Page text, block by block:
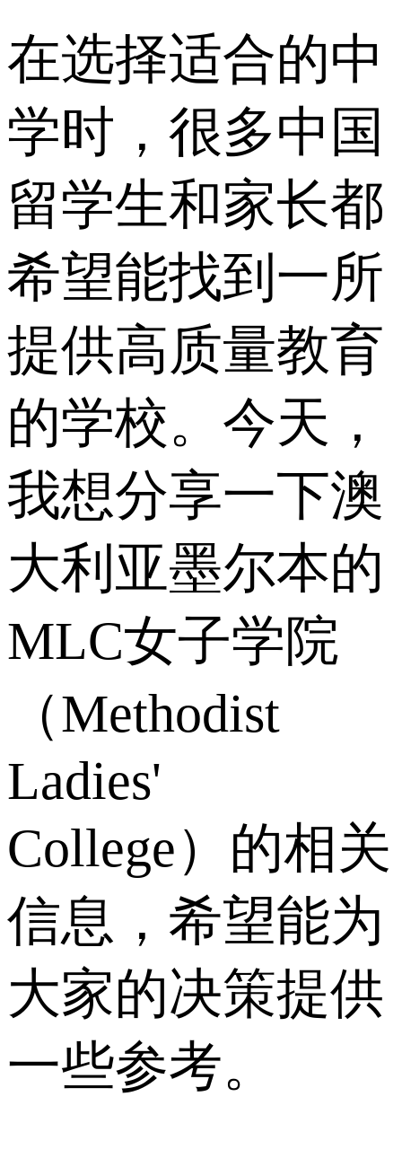
在选择适合的中
学时，很多中国
留学生和家长都
希望能找到一所
提供高质量教育
的学校。今天，
我想分享一下澳
大利亚墨尔本的
MLC女子学院
（Methodist
Ladies'
College）的相关
信息，希望能为
大家的决策提供
一些参考。